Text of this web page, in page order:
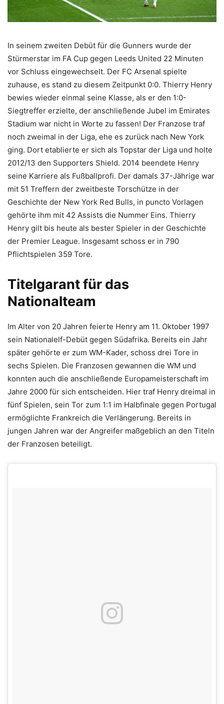
In seinem zweiten Debüt für die Gunners wurde der
Stürmerstar im FA Cup gegen Leeds United 22 Minuten
vor Schluss eingewechselt. Der FC Arsenal spielte
zuhause, es stand zu diesem Zeitpunkt 0:0. Thierry Henry
bewies wieder einmal seine Klasse, als er den 1:0-
Siegtreffer erzielte, der anschließende Jubel im Emirates
Stadium war nicht in Worte zu fassen! Der Franzose traf
noch zweimal in der Liga, ehe es zurück nach New York
ging. Dort etablierte er sich als Topstar der Liga und holte
2012/13 den Supporters Shield. 2014 beendete Henry
seine Karriere als Fußballprofi. Der damals 37-Jährige war
mit 51 Treffern der zweitbeste Torschütze in der
Geschichte der New York Red Bulls, in puncto Vorlagen
gehörte ihm mit 42 Assists die Nummer Eins. Thierry
Henry gilt bis heute als bester Spieler in der Geschichte
der Premier League. Insgesamt schoss er in 790
Pflichtspielen 359 Tore.
Titelgarant für das
Nationalteam
Im Alter von 20 Jahren feierte Henry am 11. Oktober 1997
sein Nationalelf-Debüt gegen Südafrika. Bereits ein Jahr
später gehörte er zum WM-Kader, schoss drei Tore in
sechs Spielen. Die Franzosen gewannen die WM und
konnten auch die anschließende Europameisterschaft im
Jahre 2000 für sich entscheiden. Hier traf Henry dreimal in
fünf Spielen, sein Tor zum 1:1 im Halbfinale gegen Portugal
ermöglichte Frankreich die Verlängerung. Bereits in
jungen Jahren war der Angreifer maßgeblich an den Titeln
der Franzosen beteiligt.